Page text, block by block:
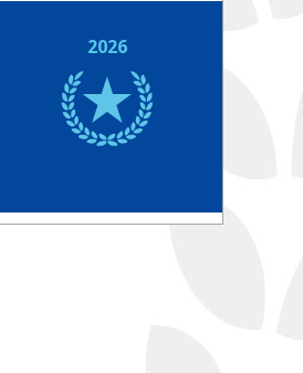
2026